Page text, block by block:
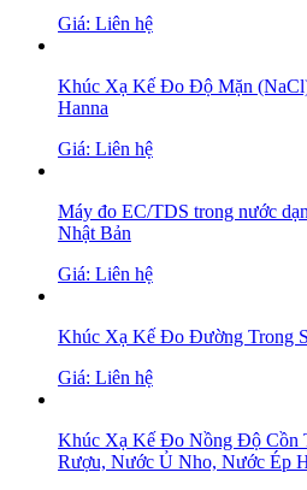
Giá: Liên hệ
Khúc Xạ Kế Đo Độ Mặn
Hanna
Giá: Liên hệ
Máy đo EC/TDS trong nước
Nhật Bản
Giá: Liên hệ
Khúc Xạ Kế Đo Đường Trong
Giá: Liên hệ
Khúc Xạ Kế Đo Nồng Độ Cồn
Rượu, Nước Ủ Nho, Nước Ép